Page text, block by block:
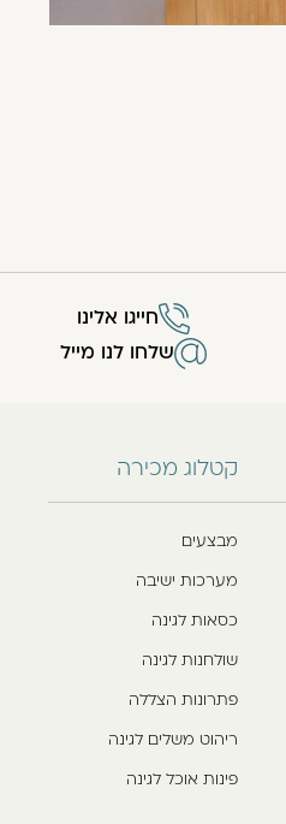
קטלוג מכירה
מבצעים
מערכות ישיבה
כסאות לגינה
שולחנות לגינה
פתרונות הצללה
ריהוט משלים לגינה
פינות אוכל לגינה
חייגו אלינו
שלחו לנו מייל